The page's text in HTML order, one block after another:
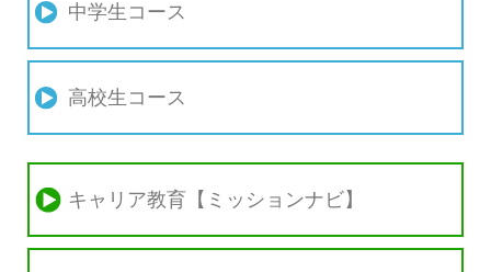
中学生コース
高校生コース
キャリア教育【ミッションナビ】